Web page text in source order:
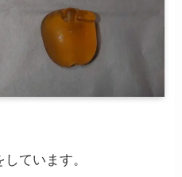
ています。